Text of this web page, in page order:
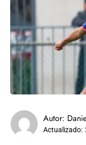
Autor:
Actualizado: